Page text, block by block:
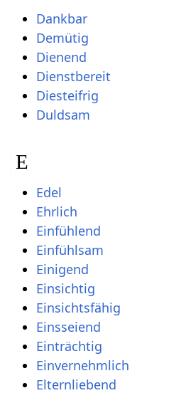
Dankbar
Demütig
Dienend
Dienstbereit
Diesteifrig
Duldsam
E
Edel
Ehrlich
Einfühlend
Einfühlsam
Einigend
Einsichtig
Einsichtsfähig
Einsseiend
Einträchtig
Einvernehmlich
Elternliebend